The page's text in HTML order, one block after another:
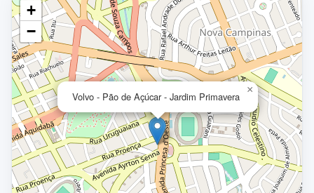
Volvo - Pão de Açúcar - Jardim Primavera
×
+
−